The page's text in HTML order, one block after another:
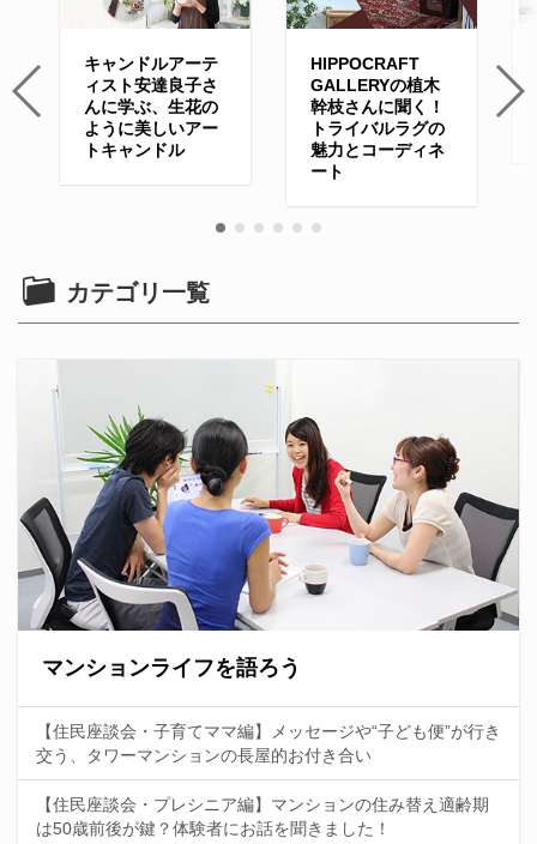
キャンドルアーテ
ィスト安達良子さ
んに学ぶ、生花の
ように美しいアー
トキャンドル
HIPPOCRAFT
GALLERYの植木
幹枝さんに聞く！
トライバルラグの
魅力とコーディネ
ート
カテゴリ一覧
マンションライフを語ろう
【住民座談会・子育てママ編】メッセージや“子ども便”が行き
交う、タワーマンションの長屋的お付き合い
【住民座談会・プレシニア編】マンションの住み替え適齢期
は50歳前後が鍵？体験者にお話を聞きました！